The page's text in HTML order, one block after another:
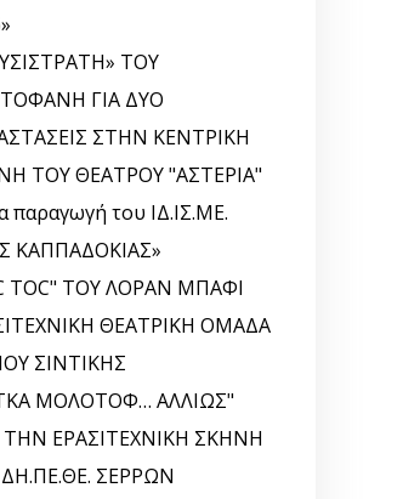
ΤΟΥ
ΓΙΑ ΔΥΟ
ΣΤΗΝ ΚΕΝΤΡΙΚΗ
ΤΟΥ ΘΕΑΤΡΟΥ "ΑΣΤΕΡΙΑ"
παραγωγή του ΙΔ.ΙΣ.ΜΕ.
ΚΑΠΠΑΔΟΚΙΑΣ»
TOC" ΤΟΥ ΛΟΡΑΝ ΜΠΑΦΙ
ΘΕΑΤΡΙΚΗ ΟΜΑΔΑ
ΣΙΝΤΙΚΗΣ
ΜΟΛΟΤΟΦ… ΑΛΛΙΩΣ"
ΕΡΑΣΙΤΕΧΝΙΚΗ ΣΚΗΝΗ
ΣΕΡΡΩΝ